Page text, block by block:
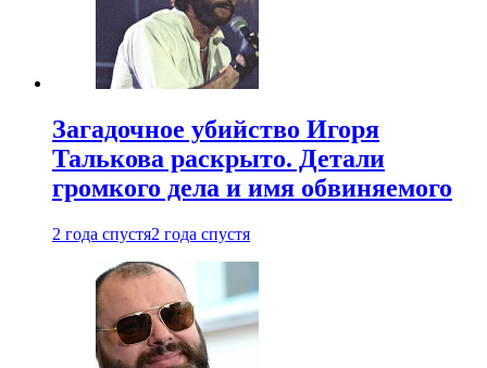
Загадочное убийство Игоря
Талькова раскрыто. Детали
громкого дела и имя обвиняемого
2 года спустя2 года спустя